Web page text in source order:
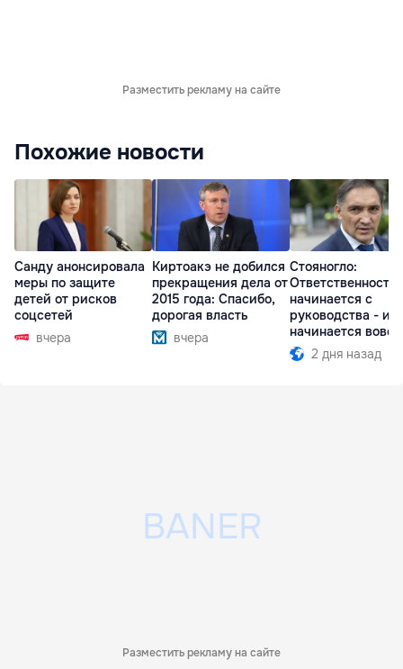
Разместить рекламу на сайте
Похожие новости
Санду анонсировала
меры по защите
детей от рисков
соцсетей
вчера
Киртоакэ не добился
прекращения дела от
2015 года: Спасибо,
дорогая власть
вчера
Стояногло:
Ответственность
начинается с
руководства -
начинается вовсе
2 дня назад
Разместить рекламу на сайте